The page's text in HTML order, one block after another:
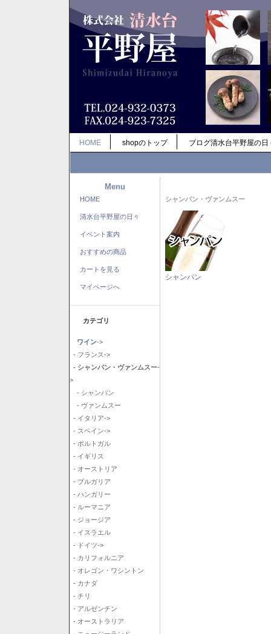
HOME shopのトップ ブログ清水台平野屋の日
Menu
HOME
清水台平野屋の日々
イベント案内
おすすめの商品
カートを見る
マイページへ
カテゴリ
ワイン->
- フランス->
- シャンパン・ヴァンムスー-
>
- シャンパン
- ヴァンムスー
- イタリア->
- スペイン->
- ポルトガル
- イギリス
- オーストリア
- ブルガリア
- ハンガリー
- ルーマニア
- ジョージア
- イスラエル
- ドイツ->
- カリフォルニア
- オレゴン・ワシントン
- カナダ
- チリ
- アルゼンチン
- オーストラリア
シャンパン・ヴァンムスー
シャンパン